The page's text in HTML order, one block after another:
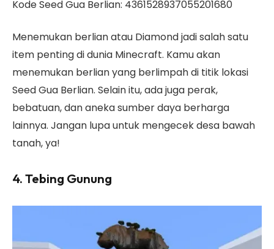
Kode Seed Gua Berlian: 4361528937055201680
Menemukan berlian atau Diamond jadi salah satu
item penting di dunia Minecraft. Kamu akan
menemukan berlian yang berlimpah di titik lokasi
Seed Gua Berlian. Selain itu, ada juga perak,
bebatuan, dan aneka sumber daya berharga
lainnya. Jangan lupa untuk mengecek desa bawah
tanah, ya!
4. Tebing Gunung